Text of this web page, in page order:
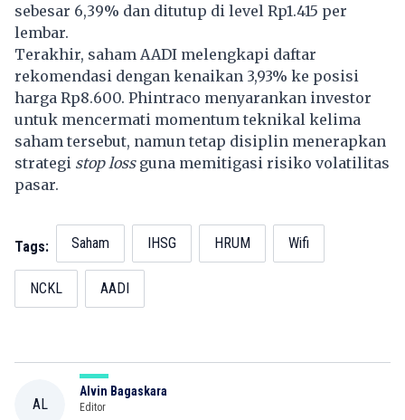
sebesar 6,39% dan ditutup di level Rp1.415 per
lembar.
Terakhir, saham AADI melengkapi daftar
rekomendasi dengan kenaikan 3,93% ke posisi
harga Rp8.600. Phintraco menyarankan investor
untuk mencermati momentum teknikal kelima
saham tersebut, namun tetap disiplin menerapkan
strategi stop lossguna memitigasi risiko volatilitas
pasar.
Tags: Saham IHSG HRUM Wifi
NCKL AADI
AL
Alvin Bagaskara
Editor